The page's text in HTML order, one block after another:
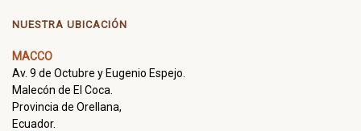
NUESTRA UBICACIÓN
MACCO
Av. 9 de Octubre y Eugenio Espejo.
Malecón de El Coca.
Provincia de Orellana,
Ecuador.